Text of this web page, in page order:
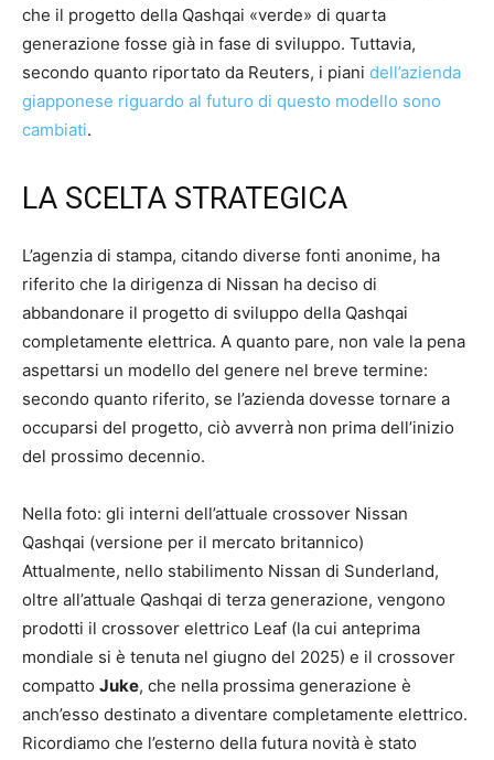
che il progetto della Qashqai «verde» di quarta
generazione fosse già in fase di sviluppo. Tuttavia,
secondo quanto riportato da Reuters, i piani dell’azienda
giapponese riguardo al futuro di questo modello sono
cambiati.
LA SCELTA STRATEGICA
L’agenzia di stampa, citando diverse fonti anonime, ha
riferito che la dirigenza di Nissan ha deciso di
abbandonare il progetto di sviluppo della Qashqai
completamente elettrica. A quanto pare, non vale la pena
aspettarsi un modello del genere nel breve termine:
secondo quanto riferito, se l’azienda dovesse tornare a
occuparsi del progetto, ciò avverrà non prima dell’inizio
del prossimo decennio.
Nella foto: gli interni dell’attuale crossover Nissan
Qashqai (versione per il mercato britannico)
Attualmente, nello stabilimento Nissan di Sunderland,
oltre all’attuale Qashqai di terza generazione, vengono
prodotti il crossover elettrico Leaf (la cui anteprima
mondiale si è tenuta nel giugno del 2025) e il crossover
compatto Juke, che nella prossima generazione è
anch’esso destinato a diventare completamente elettrico.
Ricordiamo che l’esterno della futura novità è stato